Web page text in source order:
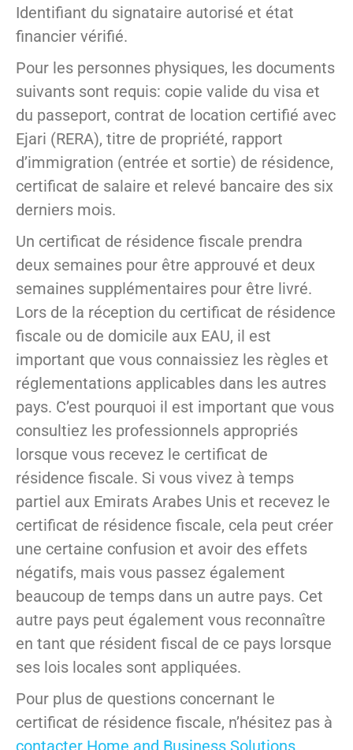
Identifiant du signataire autorisé et état
financier vérifié.
Pour les personnes physiques, les documents
suivants sont requis: copie valide du visa et
du passeport, contrat de location certifié avec
Ejari (RERA), titre de propriété, rapport
d’immigration (entrée et sortie) de résidence,
certificat de salaire et relevé bancaire des six
derniers mois.
Un certificat de résidence fiscale prendra
deux semaines pour être approuvé et deux
semaines supplémentaires pour être livré.
Lors de la réception du certificat de résidence
fiscale ou de domicile aux EAU, il est
important que vous connaissiez les règles et
réglementations applicables dans les autres
pays. C’est pourquoi il est important que vous
consultiez les professionnels appropriés
lorsque vous recevez le certificat de
résidence fiscale. Si vous vivez à temps
partiel aux Emirats Arabes Unis et recevez le
certificat de résidence fiscale, cela peut créer
une certaine confusion et avoir des effets
négatifs, mais vous passez également
beaucoup de temps dans un autre pays. Cet
autre pays peut également vous reconnaître
en tant que résident fiscal de ce pays lorsque
ses lois locales sont appliquées.
Pour plus de questions concernant le
certificat de résidence fiscale, n’hésitez pas à
contacter Home and Business Solutions